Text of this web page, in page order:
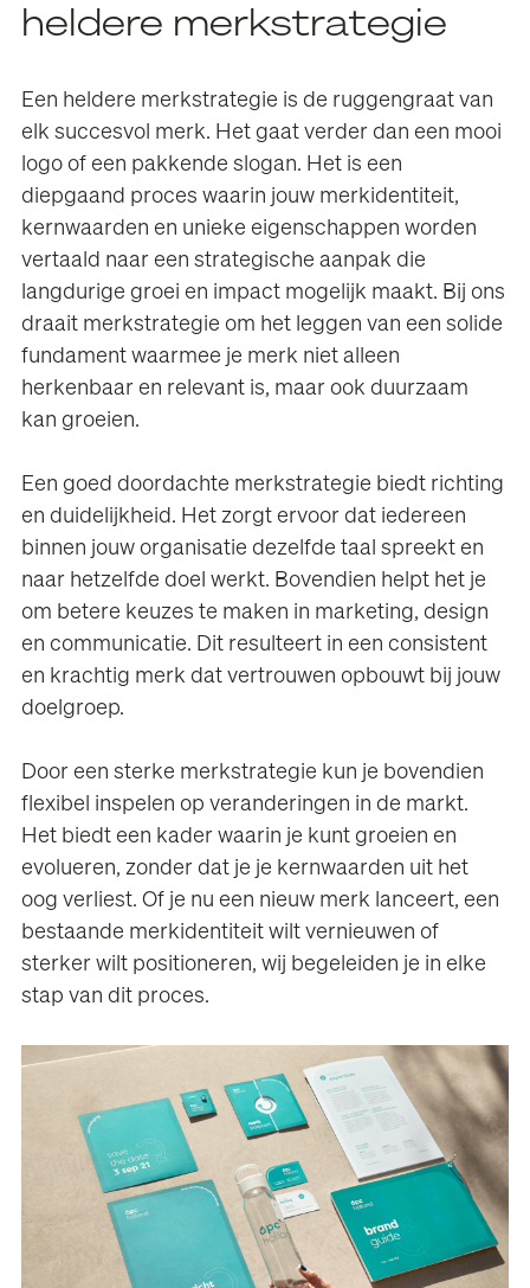
heldere merkstrategie
Een heldere merkstrategie is de ruggengraat van
elk succesvol merk. Het gaat verder dan een mooi
logo of een pakkende slogan. Het is een
diepgaand proces waarin jouw merkidentiteit,
kernwaarden en unieke eigenschappen worden
vertaald naar een strategische aanpak die
langdurige groei en impact mogelijk maakt. Bij ons
draait merkstrategie om het leggen van een solide
fundament waarmee je merk niet alleen
herkenbaar en relevant is, maar ook duurzaam
kan groeien.
Een goed doordachte merkstrategie biedt richting
en duidelijkheid. Het zorgt ervoor dat iedereen
binnen jouw organisatie dezelfde taal spreekt en
naar hetzelfde doel werkt. Bovendien helpt het je
om betere keuzes te maken in marketing, design
en communicatie. Dit resulteert in een consistent
en krachtig merk dat vertrouwen opbouwt bij jouw
doelgroep.
Door een sterke merkstrategie kun je bovendien
flexibel inspelen op veranderingen in de markt.
Het biedt een kader waarin je kunt groeien en
evolueren, zonder dat je je kernwaarden uit het
oog verliest. Of je nu een nieuw merk lanceert, een
bestaande merkidentiteit wilt vernieuwen of
sterker wilt positioneren, wij begeleiden je in elke
stap van dit proces.